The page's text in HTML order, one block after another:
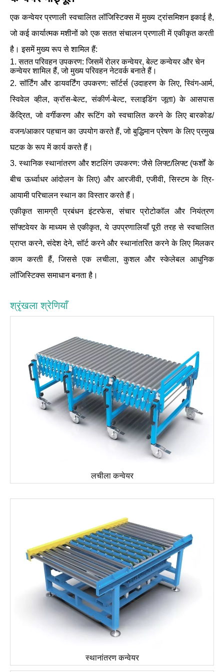
एक कन्वेयर प्रणाली स्वचालित लॉजिस्टिक्स में मुख्य ट्रांसमिशन इकाई है,
जो कई कार्यात्मक मशीनों को एक सतत संचालन प्रणाली में एकीकृत करती
है। इसमें मुख्य रूप से शामिल हैं:
1. सतत परिवहन उपकरण: जिसमें रोलर कन्वेयर, बेल्ट कन्वेयर और चेन
कन्वेयर शामिल हैं, जो मुख्य परिवहन नेटवर्क बनाते हैं।
2. सॉर्टिंग और डायवर्टिंग उपकरण: सॉर्टर्स (उदाहरण के लिए, स्विंग-आर्म,
स्विवेल व्हील, क्रॉस-बेल्ट, संकीर्ण-बेल्ट, स्लाइडिंग जूता) के आसपास
केंद्रित, जो वर्गीकरण और रूटिंग को स्वचालित करने के लिए बारकोड/
वजन/आकार पहचान का उपयोग करते हैं, जो बुद्धिमान प्रेषण के लिए प्रमुख
घटक के रूप में कार्य करते हैं।
3. स्थानिक स्थानांतरण और शटलिंग उपकरण: जैसे लिफ्ट/लिफ्ट (फर्शों के
बीच ऊर्ध्वाधर आंदोलन के लिए) और आरजीवी, एजीवी, सिस्टम के त्रि-
आयामी परिचालन स्थान का विस्तार करते हैं।
एकीकृत सामग्री प्रबंधन इंटरफेस, संचार प्रोटोकॉल और नियंत्रण
सॉफ्टवेयर के माध्यम से एकीकृत, ये उपप्रणालियाँ पूरी तरह से स्वचालित
प्राप्त करने, संदेश देने, सॉर्ट करने और स्थानांतरित करने के लिए मिलकर
काम करती हैं, जिससे एक लचीला, कुशल और स्केलेबल आधुनिक
लॉजिस्टिक्स समाधान बनता है।
श्रृंखला श्रेणियाँ
लचीला कन्वेयर
स्थानांतरण कन्वेयर